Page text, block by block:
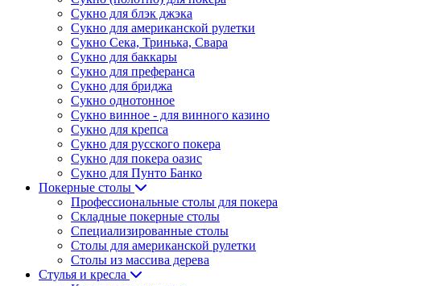
Сукно для блэк джэка
Сукно для американской рулетки
Сукно Сека, Тринька, Свара
Сукно для баккары
Сукно для преферанса
Сукно для бриджа
Сукно однотонное
Сукно винное - для винного казино
Сукно для крепса
Сукно для русского покера
Сукно для покера оазис
Сукно для Пунто Банко
Покерные столы
Профессиональные столы для покера
Складные покерные столы
Специализированные столы
Столы для американской рулетки
Столы из массива дерева
Стулья и кресла